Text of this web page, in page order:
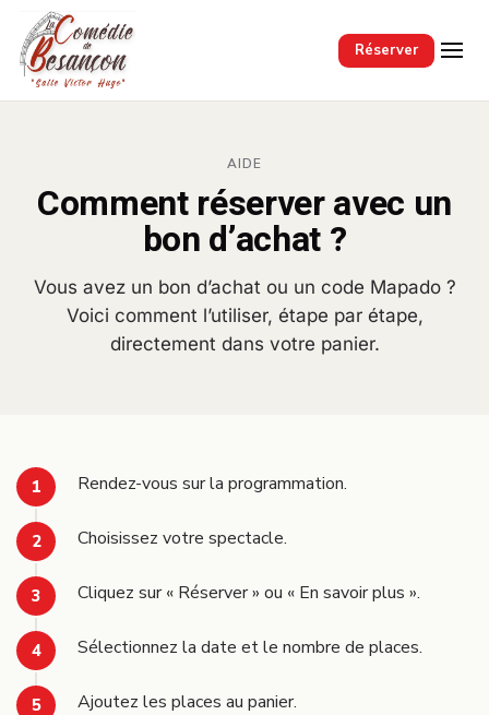
Réserver
Passer au contenu principal
AIDE
Comment réserver avec un
bon d’achat ?
Vous avez un bon d’achat ou un code Mapado ?
Voici comment l’utiliser, étape par étape,
directement dans votre panier.
Rendez-vous sur la programmation.
Choisissez votre spectacle.
Cliquez sur « Réserver » ou « En savoir plus ».
Sélectionnez la date et le nombre de places.
Ajoutez les places au panier.